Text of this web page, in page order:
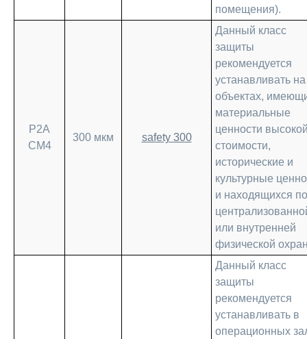
помещения).
Р2А
СМ4
300 мкм safety 300
Данный класс
защиты
рекомендуется
устанавливать на
объектах,
материальные
ценности
стоимости,
исторические и
культурные
и находящихся
или внутренней
физической
Данный класс
защиты
рекомендуется
устанавливать в
операционных